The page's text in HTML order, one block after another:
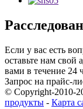
Если у вас есть
оставьте нам свой
вами в течение 24
Запрос на прайс-
© Copyright-2010-
продукты - Карта